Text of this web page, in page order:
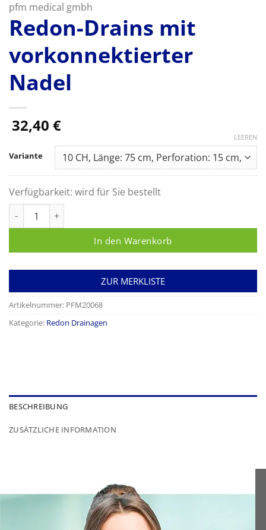
pfm medical gmbh
Redon-Drains mit
vorkonnektierter
Nadel
32,40 €
Variante
LEEREN
Verfügbarkeit: wird für Sie bestellt
In den Warenkorb
ZUR MERKLISTE
Artikelnummer: PFM20068
Kategorie: Redon Drainagen
BESCHREIBUNG
ZUSÄTZLICHE INFORMATION